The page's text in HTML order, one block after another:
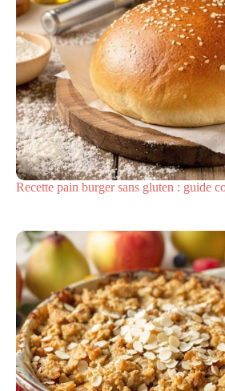
Recette pain burger sans gluten : guide